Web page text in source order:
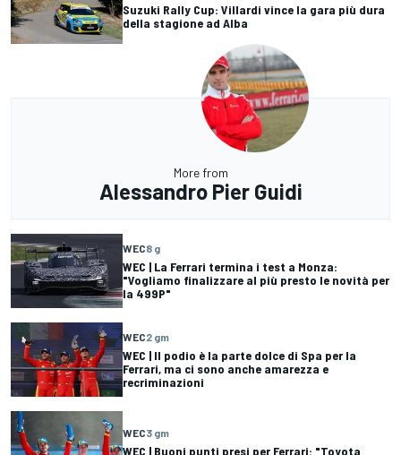
Suzuki Rally Cup: Villardi vince la gara più dura
della stagione ad Alba
More from
Alessandro Pier Guidi
WEC8 g
WEC | La Ferrari termina i test a Monza:
"Vogliamo finalizzare al più presto le novità per
la 499P"
WEC2 gm
WEC | Il podio è la parte dolce di Spa per la
Ferrari, ma ci sono anche amarezza e
recriminazioni
WEC3 gm
WEC | Buoni punti presi per Ferrari: "Toyota